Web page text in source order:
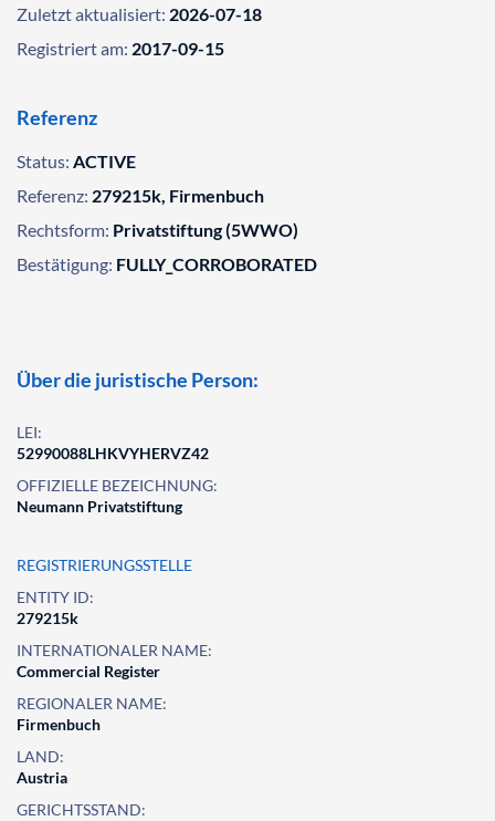
Zuletzt aktualisiert: 2026-07-18
Registriert am: 2017-09-15
Referenz
Status: ACTIVE
Referenz: 279215k, Firmenbuch
Rechtsform: Privatstiftung (5WWO)
Bestätigung: FULLY_CORROBORATED
Über die juristische Person:
LEI:
52990088LHKVYHERVZ42
OFFIZIELLE BEZEICHNUNG:
Neumann Privatstiftung
REGISTRIERUNGSSTELLE
ENTITY ID:
279215k
INTERNATIONALER NAME:
Commercial Register
REGIONALER NAME:
Firmenbuch
LAND:
Austria
GERICHTSSTAND: